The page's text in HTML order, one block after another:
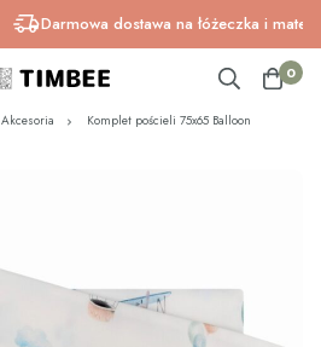
Darmowa dostawa na łóżeczka i materace!
0
Akcesoria Komplet pościeli 75x65 Balloon